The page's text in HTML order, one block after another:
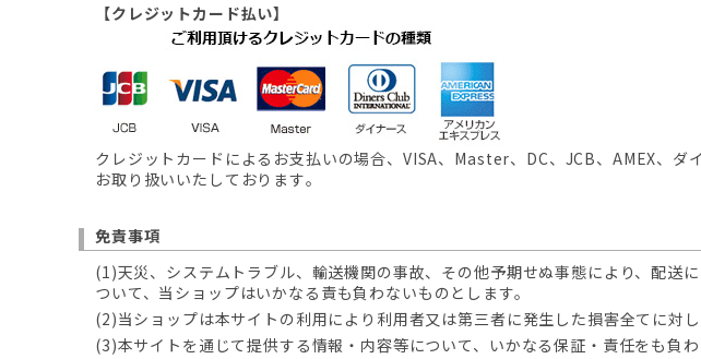
【クレジットカード払い】
クレジットカードによるお支払いの場合、VISA、Master、DC、JCB、AMEX、
お取り扱いいたしております｡
免責事項
(1)天災、システムトラブル、輸送機関の事故、その他予期せぬ事態により、配送
ついて、当ショップはいかなる責も負わないものとします。
(2)当ショップは本サイトの利用により利用者又は第三者に発生した損害全てに対
(3)本サイトを通じて提供する情報・内容等について、いかなる保証・責任をも負わ